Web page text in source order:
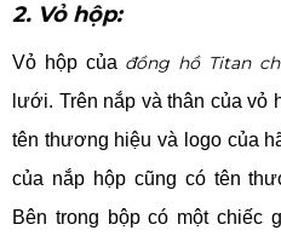
2. Vỏ hộp:
Vỏ hộp của đồng hồ Titan
lưới. Trên nắp và thân của vỏ
tên thương hiệu và logo của
của nắp hộp cũng có tên
Bên trong bộp có một chiếc